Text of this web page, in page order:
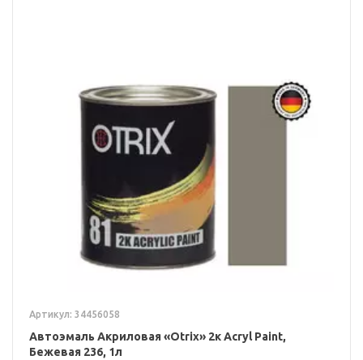
Артикул: 34456058
Автоэмаль Акриловая «Otrix» 2к Acryl Paint,
Бежевая 236, 1л